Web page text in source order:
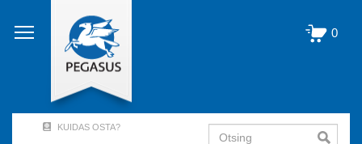
edasi
põhisisu
0
KUIDAS OSTA? Otsing